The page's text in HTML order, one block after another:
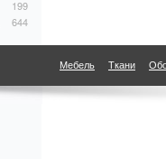
199
644
Мебель Ткани